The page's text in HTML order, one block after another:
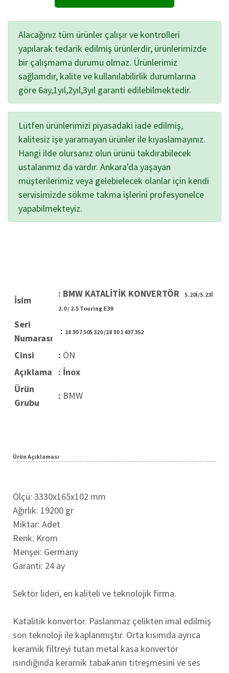
Alacağınız tüm ürünler çalışır ve kontrolleri
yapılarak tedarik edilmiş ürünlerdir, ürünlerimizde
bir çalışmama durumu olmaz. Ürünlerimiz
sağlamdır, kalite ve kullanılabilirlik durumlarına
göre 6ay,1yıl,2yıl,3yıl garanti edilebilmektedir.
Lütfen ürünlerimizi piyasadaki iade edilmiş,
kalitesiz işe yaramayan ürünler ile kıyaslamayınız.
Hangi ilde olursanız olun ürünü takdırabilecek
ustalarımız da vardır. Ankara'da yaşayan
müşterilerimiz veya gelebielecek olanlar için kendi
servisimizde sökme takma işlerini profesyonelce
yapabilmekteyiz.
İsim
: BMW KATALİTİK KONVERTÖR
5.20İ/5.23İ
2.0 / 2.5 Touring E39
Seri
Numarası
: 18 30 7 505 320 /18 30 1 437 352
Cinsi : ÖN
Açıklama
: İnox
Ürün
Grubu
: BMW
Ürün Açıklaması
Ölçü: 3330x165x102 mm
Ağırlık: 19200 gr
Miktar: Adet
Renk: Krom
Menşei: Germany
Garanti: 24 ay
Sektör lideri, en kaliteli ve teknolojik firma.
Katalitik konvertör. Paslanmaz çelikten imal edilmiş
son teknoloji ile kaplanmıştır. Orta kısımda ayrıca
keramik filtreyi tutan metal kasa konvertör
ısındığında keramik tabakanın titreşmesini ve ses